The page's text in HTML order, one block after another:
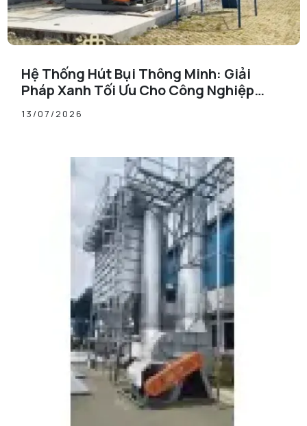
Hệ Thống Hút Bụi Thông Minh: Giải
Pháp Xanh Tối Ưu Cho Công Nghiệp
Hiện Đại
13/07/2026